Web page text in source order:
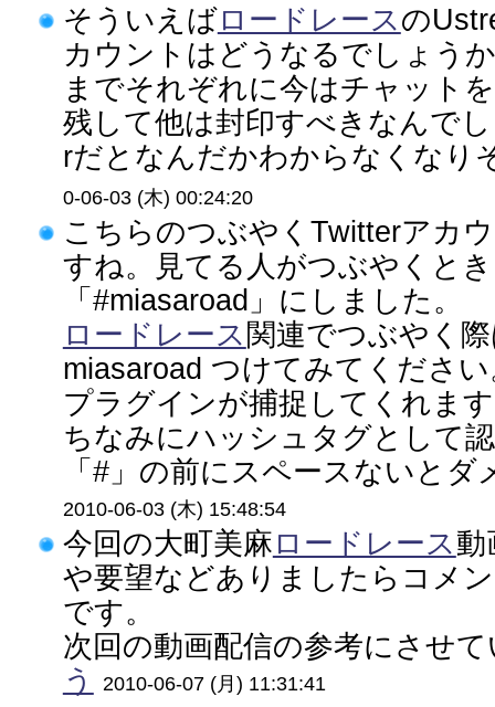
そういえばロードレースの
カウントはどうなるでしょう
までそれぞれに今はチャット
残して他は封印すべきなんで
rだとなんだかわからなくなり
0-06-03 (木) 00:24:20
こちらのつぶやくTwitterアカ
すね。見てる人がつぶやくと
「#miasaroad」にしました。
ロードレース 関連でつぶやく
miasaroad つけてみてくださ
プラグインが捕捉してくれま
ちなみにハッシュタグとして
「#」の前にスペースないと
2010-06-03 (木) 15:48:54
今回の大町美麻 ロードレース動
や要望などありましたらコメ
です。
次回の動画配信の参考にさせ
う
2010-06-07 (月) 11:31:41